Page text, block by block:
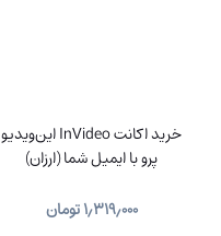
خرید اکانت InVideo این‌ویدیو
پرو با ایمیل شما (ارزان)
۱٫۳۱۹٫۰۰۰تومان